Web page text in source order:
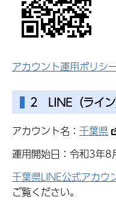
アカウント運用ポリシ
2 LINE（ライン
アカウント名： 千葉県
運用開始日：令和3年8
千葉県LINE公式アカウ
ご覧ください。